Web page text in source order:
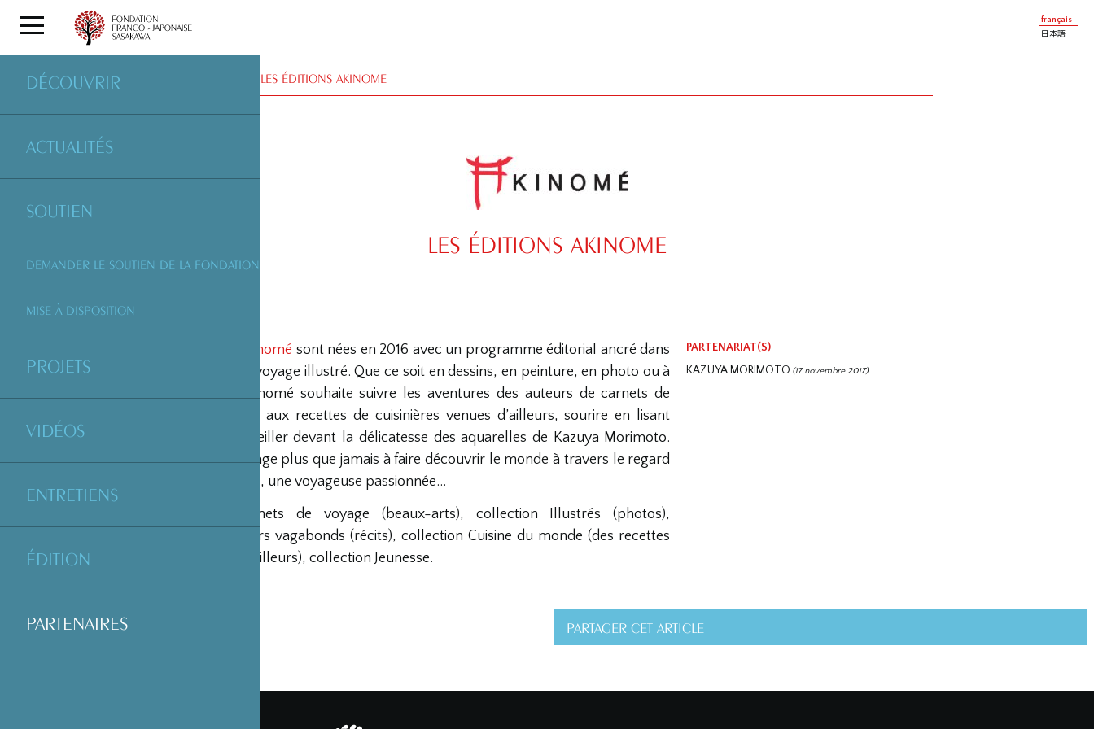
français
日本語
DÉCOUVRIR
ACTUALITÉS
SOUTIEN
DEMANDER LE SOUTIEN DE LA FONDATION
MISE À DISPOSITION
PROJETS
VIDÉOS
ENTRETIENS
ÉDITION
PARTENAIRES
| LES ÉDITIONS AKINOME
LES ÉDITIONS AKINOME
éditions Akinomé sont nées en 2016 avec un programme éditorial ancré dans
le domaine du voyage illustré. Que ce soit en dessins, en peinture, en photo ou à
l’aquarelle, Akinomé souhaite suivre les aventures des auteurs de carnets de
voyage, goûter aux recettes de cuisinières venues d’ailleurs, sourire en lisant
Gibus, s’émerveiller devant la délicatesse des aquarelles de Kazuya Morimoto.
Akinomé s’engage plus que jamais à faire découvrir le monde à travers le regard
de sa fondatrice, une voyageuse passionnée…
collection Carnets de voyage (beaux-arts), collection Illustrés (photos),
collection Cœurs vagabonds (récits), collection Cuisine du monde (des recettes
inspirées par l’ailleurs), collection Jeunesse.
PARTENARIAT(S)
KAZUYA MORIMOTO(17 novembre 2017)
PARTAGER CET ARTICLE